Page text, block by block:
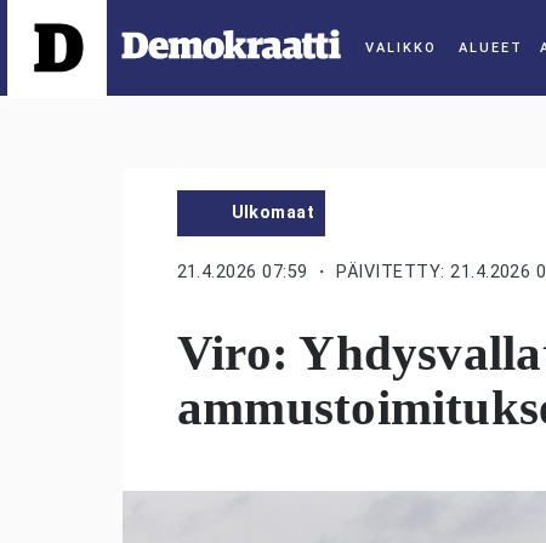
ALUEET
Ulkomaat
21.4.2026 07:59 ・ PÄIVITETTY: 21.4.2026
Viro: